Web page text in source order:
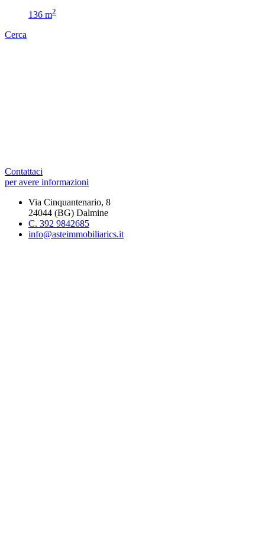
136 m2
Cerca
Contattaci
per avere informazioni
Via Cinquantenario, 8
24044 (BG) Dalmine
C. 392 9842685
info@asteimmobiliarics.it